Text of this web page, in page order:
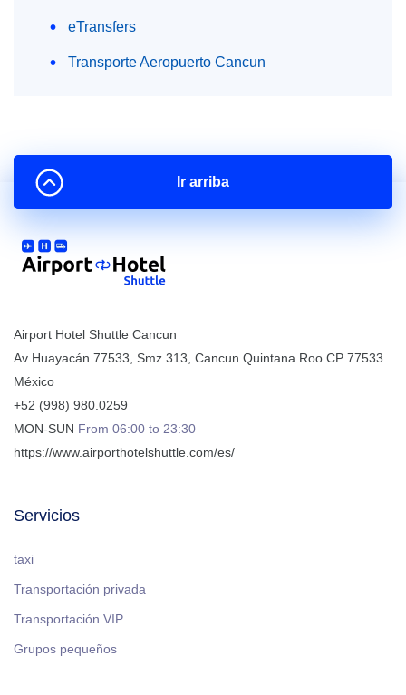
eTransfers
Transporte Aeropuerto Cancun
Airport Hotel Shuttle Cancun
Av Huayacán 77533, Smz 313 Cancun Quintana Roo CP 77533
México
+52 (998) 980.0259
MON-SUN From 06:00 to 23:30
https://www.airporthotelshuttle.com/es/
Servicios
taxi
Transportación privada
Transportación VIP
Grupos pequeños
Ir arriba